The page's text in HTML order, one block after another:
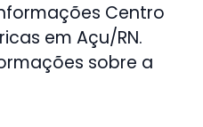
Centro
em Açu/RN.
sobre a